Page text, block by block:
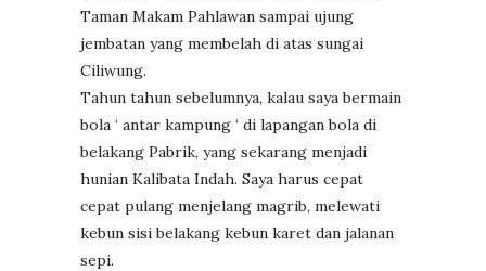
Taman Makam Pahlawan sampai ujung
jembatan yang membelah di atas sungai
Ciliwung.
Tahun tahun sebelumnya, kalau saya bermain
bola ‘ antar kampung ‘ di lapangan bola di
belakang Pabrik, yang sekarang menjadi
hunian Kalibata Indah. Saya harus cepat
cepat pulang menjelang magrib, melewati
kebun sisi belakang kebun karet dan jalanan
sepi.